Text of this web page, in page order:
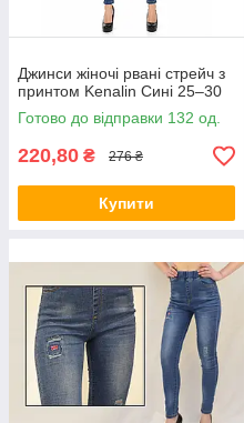
оформити
Чекаємо Вашого
телефоном, приємний
Джинси жіночі рвані стрейч з
принтом Kenalin Сині 25–30
Готово до відправки 132 од.
220,80 ₴ 276 ₴
Купити